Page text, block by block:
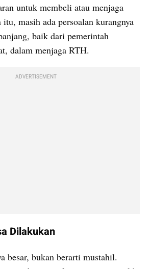
untuk membeli atau menjaga
masih ada persoalan kurangnya
baik dari pemerintah
dalam menjaga RTH.
ADVERTISEMENT
Dilakukan
besar, bukan berarti mustahil.